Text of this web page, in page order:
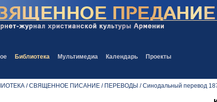
Библиотека Мультимедиа Календарь Проекты
/ СВЯЩЕННОЕ ПИСАНИЕ / ПЕРЕВОДЫ / Синодальный перевод